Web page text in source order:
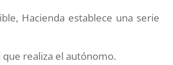
Hacienda establece una serie
realiza el autónomo.